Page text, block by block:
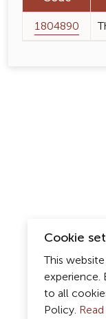
1804890
Cookie
This
experience.
to all
Policy.